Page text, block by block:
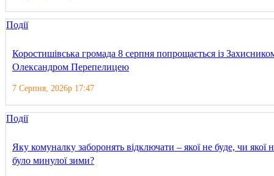
Події
Коростишівська громада 8 серпня попрощається із
Олександром Перепелицею
7 Серпня, 2026р 17:47
Події
Яку комуналку заборонять відключати – якої не буде, чи якої
було минулої зими?